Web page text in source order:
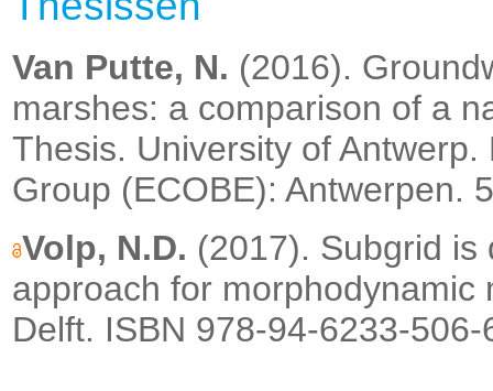
Van Putte, N. (2016).
marshes: a comparison of a
Thesis. University of
Group (ECOBE): Antwerpen.
Volp, N.D. (2017). Subgrid is
approach for
Delft. ISBN 978-94-6233-